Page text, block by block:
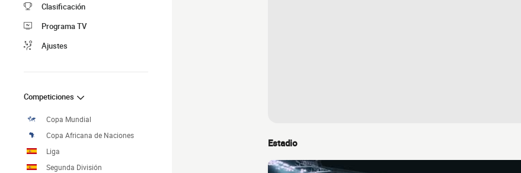
Clasificación
Programa TV
Ajustes
Competiciones
Copa Mundial
Copa Africana de Naciones
Liga
Segunda División
Estadio